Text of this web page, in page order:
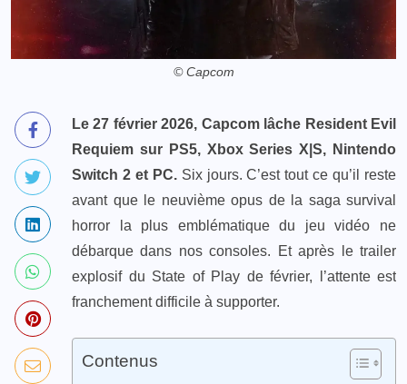
© Capcom
Le 27 février 2026, Capcom lâche Resident Evil
Requiem sur PS5, Xbox Series X|S, Nintendo
Switch 2 et PC.Six jours. C’est tout ce qu’il reste
avant que le neuvième opus de la saga survival
horror la plus emblématique du jeu vidéo ne
débarque dans nos consoles. Et après le trailer
explosif du State of Play de février, l’attente est
franchement difficile à supporter.
Contenus